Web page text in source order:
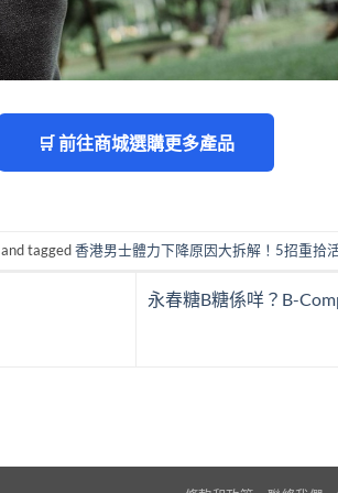
🛒 前往商城選購更多產品
and tagged香港男士體力下降原因大拆解！5招重拾
永春糖B糖係咩？B-